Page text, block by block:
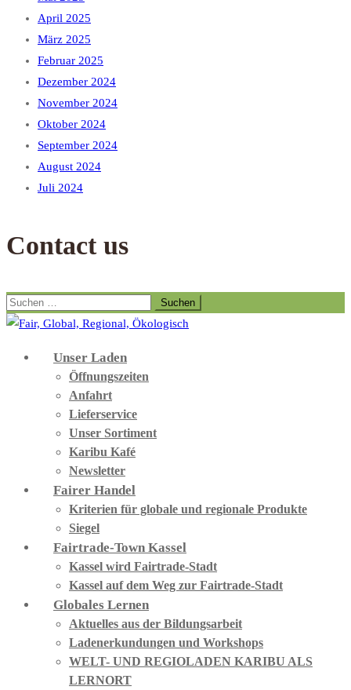
April 2025
März 2025
Februar 2025
Dezember 2024
November 2024
Oktober 2024
September 2024
August 2024
Juli 2024
Contact us
Suchen
nach:
Unser Laden
Öffnungszeiten
Anfahrt
Lieferservice
Unser Sortiment
Karibu Kafé
Newsletter
Fairer Handel
Kriterien für globale und regionale Produkte
Siegel
Fairtrade-Town Kassel
Kassel wird Fairtrade-Stadt
Kassel auf dem Weg zur Fairtrade-Stadt
Globales Lernen
Aktuelles aus der Bildungsarbeit
Ladenerkundungen und Workshops
WELT- UND REGIOLADEN KARIBU ALS
LERNORT